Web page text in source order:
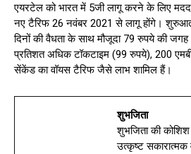
एयरटेल को भारत में 5जी लागू करने के लिए मदद
नए टैरिफ 26 नवंबर 2021 से लागू होंगे।
दिनों की वैधता के साथ मौजूदा 79 रुपये की
प्रतिशत अधिक टॉकटाइम (99 रुपये), 200
सेंकेंड का वॉयस टैरिफ जैसे लाभ शामिल हैं।
शुभजिता
शुभजिता की
उत्कृष्ट